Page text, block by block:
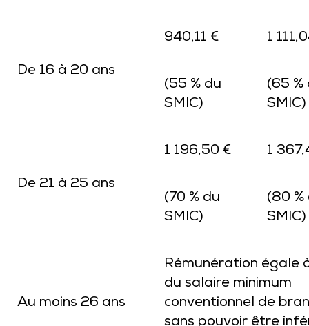
De 16 à 20 ans
940,11 € 1
(55 % du
SMIC)
(65 %
SMIC)
De 21 à 25 ans
1 196,50 € 1
(70 % du
SMIC)
(80 %
SMIC)
Au moins 26 ans
Rémunération égale
du salaire minimum
conventionnel de
sans pouvoir être